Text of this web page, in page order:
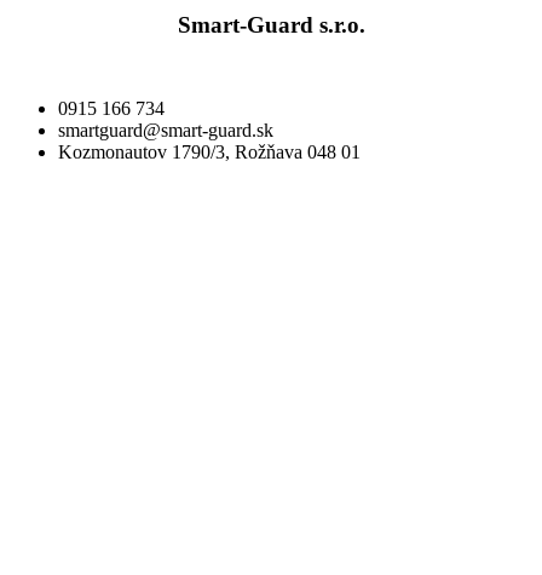
Smart-Guard s.r.o.
0915 166 734
smartguard@smart-guard.sk
Kozmonautov 1790/3, Rožňava 048 01